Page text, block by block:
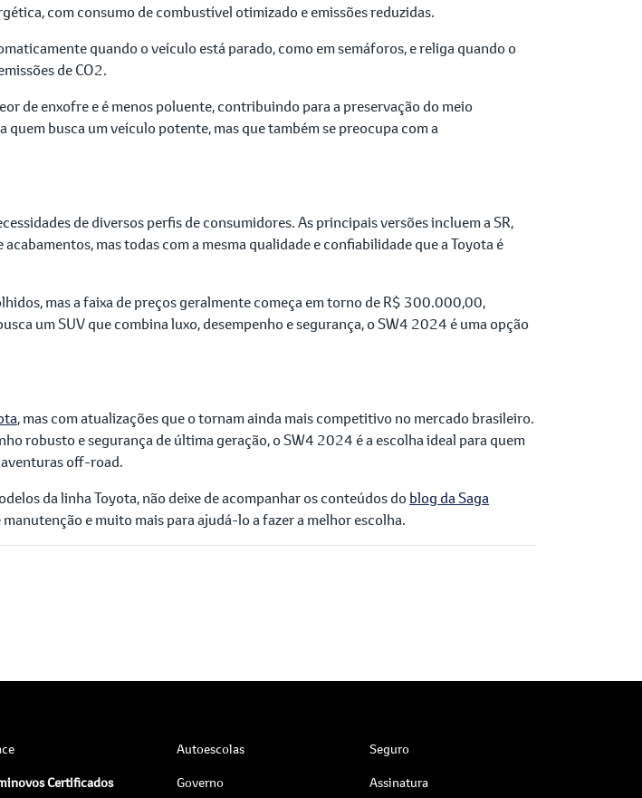
com consumo de combustível otimizado e emissões reduzidas.
quando o veículo está parado, como em semáforos, e religa quando o
de CO2.
de enxofre e é menos poluente, contribuindo para a preservação do meio
busca um veículo potente, mas que também se preocupa com a
de diversos perfis de consumidores. As principais versões incluem a SR,
mas todas com a mesma qualidade e confiabilidade que a Toyota é
mas a faixa de preços geralmente começa em torno de R$ 300.000,00,
um SUV que combina luxo, desempenho e segurança, o SW4 2024 é uma opção
, mas com atualizações que o tornam ainda mais competitivo no mercado brasileiro.
robusto e segurança de última geração, o SW4 2024 é a escolha ideal para quem
aventuras off-road.
da linha Toyota, não deixe de acompanhar os conteúdos do blog da Saga
e muito mais para ajudá-lo a fazer a melhor escolha.
Certificados
Autoescolas
Governo
Seguro
Assinatura